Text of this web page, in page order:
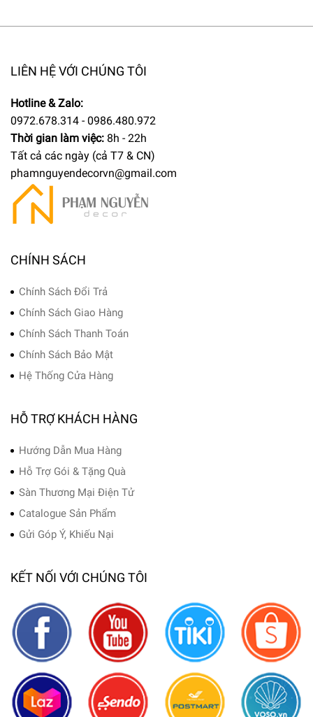
LIÊN HỆ VỚI CHÚNG TÔI
Hotline & Zalo:
0972.678.314 - 0986.480.972
Thời gian làm việc: 8h - 22h
Tất cả các ngày (cả T7 & CN)
phamnguyendecorvn@gmail.com
CHÍNH SÁCH
Chính Sách Đổi Trả
Chính Sách Giao Hàng
Chính Sách Thanh Toán
Chính Sách Bảo Mật
Hệ Thống Cửa Hàng
HỖ TRỢ KHÁCH HÀNG
Hướng Dẫn Mua Hàng
Hỗ Trợ Gói & Tặng Quà
Sàn Thương Mại Điện Tử
Catalogue Sản Phẩm
Gửi Góp Ý, Khiếu Nại
KẾT NỐI VỚI CHÚNG TÔI